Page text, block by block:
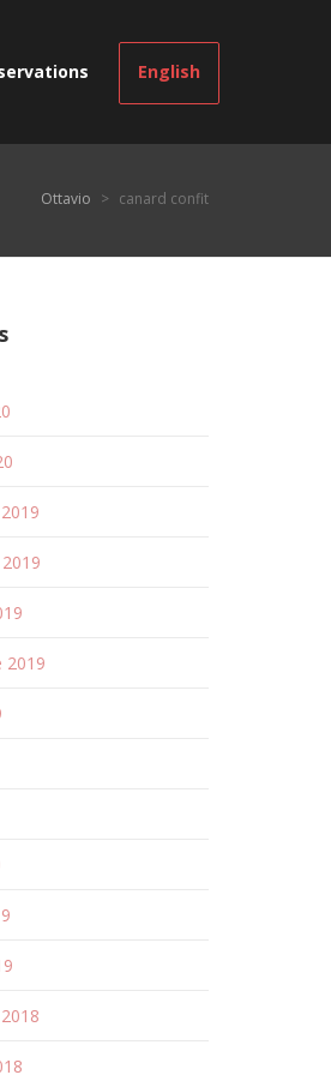
English
Ottavio > canard confit
2019